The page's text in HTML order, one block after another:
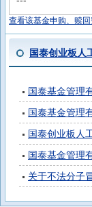
查看该基金申购、赎
国泰创业板人
国泰基金管理
国泰基金管理
国泰创业板人
国泰基金管理
关于不法分子